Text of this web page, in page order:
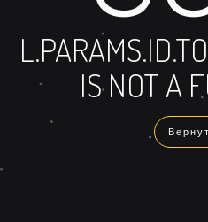
IS NOT A